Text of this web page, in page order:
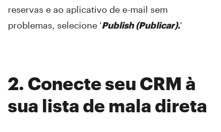
reservas e ao aplicativo de e-mail sem
problemas, selecione 'Publish (Publicar).'
2. Conecte seu CRM à
sua lista de mala direta